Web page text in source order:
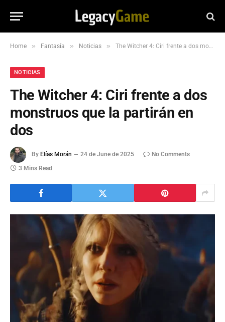
Home » Fantasía » Noticias » The Witcher 4: Ciri frente a dos monstruos que la partirán en dos
NOTICIAS
The Witcher 4: Ciri frente a dos
monstruos que la partirán en
dos
By Elías Morán 24 de June de 2025
No Comments
3 Mins Read